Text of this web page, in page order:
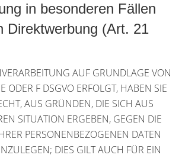
in besonderen Fällen
Direktwerbung (Art. 21
AUF GRUNDLAGE VON
ODER F DSGVO ERFOLGT, HABEN SIE
AUS GRÜNDEN, DIE SICH AUS
SITUATION ERGEBEN, GEGEN DIE
PERSONENBEZOGENEN DATEN
DIES GILT AUCH FÜR EIN